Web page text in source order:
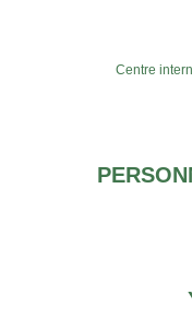
Centre